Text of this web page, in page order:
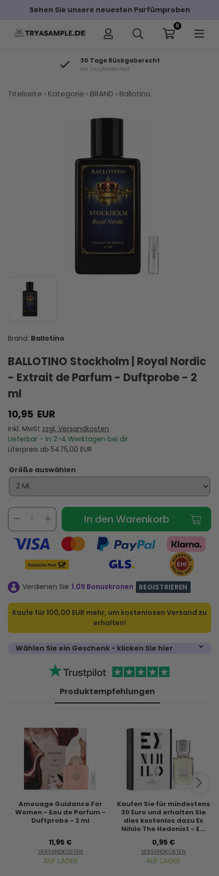
Sehen Sie unsere neuesten Parfümproben
0
30 Tage Rückgaberecht
bei Unzufriedenheit
Titelseite › Kategorie › BRAND › Ballotino
Ballotino
BALLOTINO Stockholm | Royal Nordic
- Extrait de Parfum - Duftprobe - 2
ml
10,95EUR
inkl. MwSt zzgl. Versandkosten
Lieferbar - In 2-4 Werktagen bei dir
Literpreis ab 5475,00 EUR
Größe auswählen
In den Warenkorb
Verdienen Sie 1.09 Bonuskronen REGISTRIEREN
Kaufe für100,00 EUR mehr, um kostenlosen Versand zu
erhalten!
Wählen Sie ein Geschenk - klicken Sie hier
Produktempfehlungen
Amouage Guidance For
Women - Eau de Parfum -
Duftprobe - 2 ml
11,95 €
VERSANDKOSTEN
AUF LAGER
Kaufen Sie für mindestens
30 Euro und erhalten Sie
dies kostenlos dazu Ex
Nihilo The Hedonist - E...
0,95 €
VERSANDKOSTEN
AUF LAGER